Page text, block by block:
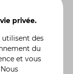
années.
à
privée.
utilisent des
du
et vous